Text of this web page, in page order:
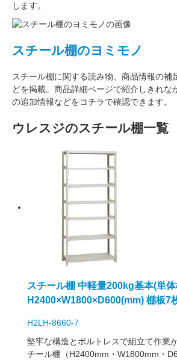
します。
スチール棚のヨミモノ
スチール棚に関する読み物、商品情報の補
どを掲載。商品詳細ページで紹介しきれな
の追加情報などをコチラで確認できます。
ウレスジのスチール棚一覧
スチール棚 中軽量200kg基本(単
H2400×W1800×D600(mm) 棚板7
H2LH-8660-7
堅牢な構造とボルトレスで組立て作業
チール棚（H2400mm・W1800mm・